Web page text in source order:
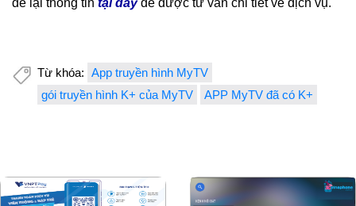
để lại thông tin tại đâyđể được tư vấn chi tiết về dịch vụ.
Từ khóa: App truyền hình MyTV
gói truyền hình K+ của MyTV
APP MyTV đã có K+